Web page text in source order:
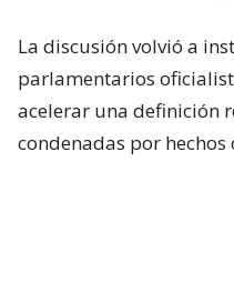
La discusión volvió a
parlamentarios
acelerar una definición
condenadas por